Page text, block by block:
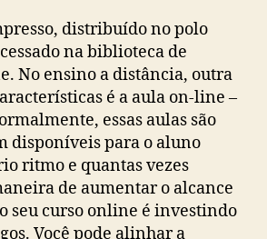
distribuído no polo
na biblioteca de
No ensino a distância, outra
é a aula on-line –
essas aulas são
disponíveis para o aluno
ritmo e quantas vezes
de aumentar o alcance
seu curso online é investindo
Você pode alinhar a